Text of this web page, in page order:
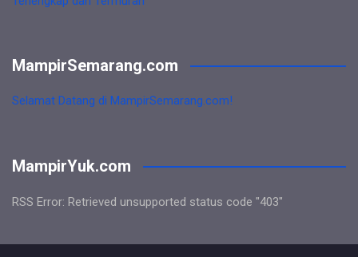
MampirSemarang.com
Selamat Datang di MampirSemarang.com!
MampirYuk.com
RSS Error: Retrieved unsupported status code "403"